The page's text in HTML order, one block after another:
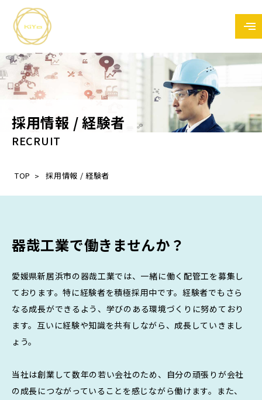
採用情報 / 経験者
RECRUIT
TOP 採用情報 / 経験者
器哉工業で働きませんか？
愛媛県新居浜市の器哉工業では、一緒に働く配管工を募集し
ております。特に経験者を積極採用中です。経験者でもさら
なる成長ができるよう、 学びのある環境づくりに努めており
ます。 互いに経験や知識を共有しながら、成長していきまし
ょう。
当社は創業して数年の若い会社のため、
自分の頑張りが会社
の成長につながっていることを感じながら働けます。 また、